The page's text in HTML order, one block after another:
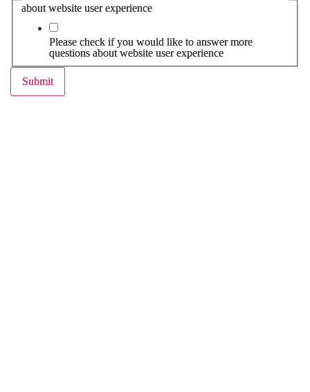
about website user experience
Please check if you would like to answer more
questions about website user experience
Submit